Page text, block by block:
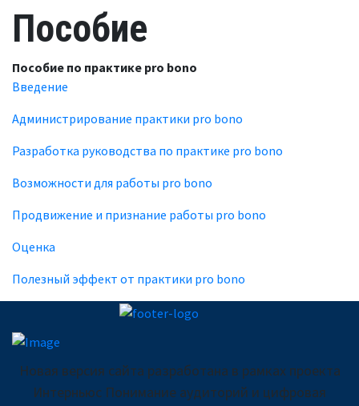
Пособие
Пособие по практике pro bono
Введение
Администрирование практики pro bono
Разработка руководства по практике pro bono
Возможности для работы pro bono
Продвижение и признание работы pro bono
Оценка
Полезный эффект от практики pro bono
Новая версия сайта разработана в рамках проекта
Интерньюс Понимание аудиторий и цифровая